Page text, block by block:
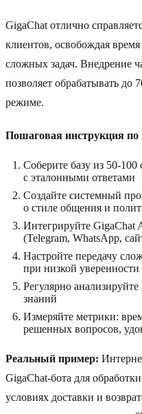
GigaChat отлично
клиентов, освобождая
сложных задач. Внедрение
позволяет обрабатывать до
режиме.
Пошаговая инструкция по
Соберите базу из 50-
с эталонными ответами
Создайте системный
о стиле общения и
Интегрируйте GigaChat
(Telegram, WhatsApp,
Настройте передачу
при низкой
Регулярно
знаний
Измеряйте метрики:
решенных вопросов,
Реальный пример:
GigaChat-бота для
условиях доставки и